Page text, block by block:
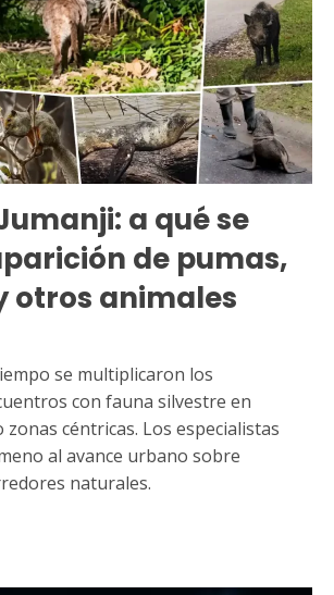
a qué se
de pumas,
otros animales
se multiplicaron los
con fauna silvestre en
céntricas. Los especialistas
al avance urbano sobre
naturales.